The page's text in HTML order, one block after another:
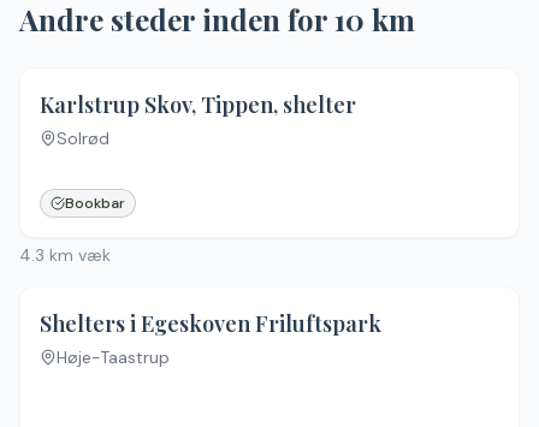
Andre steder inden for10 km
Karlstrup Skov, Tippen, shelter
Solrød
Bookbar
4.3 km væk
Shelters i Egeskoven Friluftspark
Høje-Taastrup